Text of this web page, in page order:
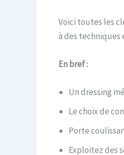
Voici toutes les
à des techniques
En bref :
Un dressing
Le choix de
Porte
Exploitez des